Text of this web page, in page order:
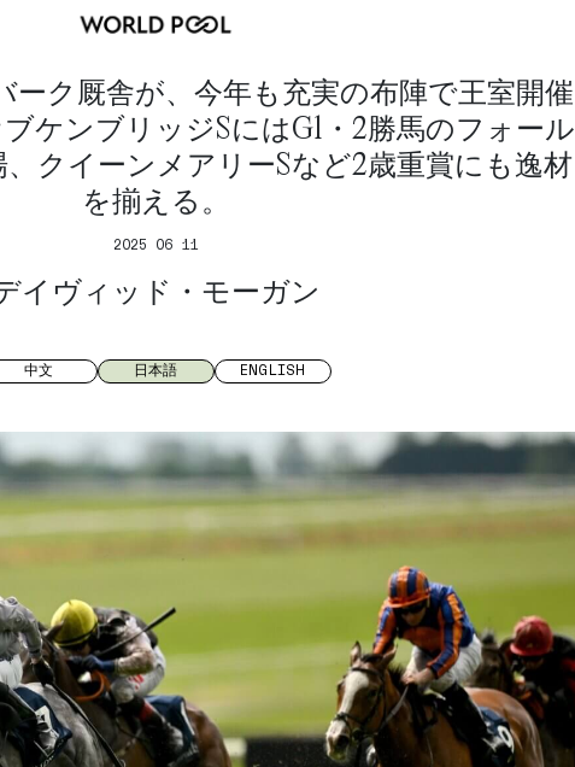
ーク厩舎が、今年も充実の布陣で王室開催
ケンブリッジSにはG1・2勝馬のフォール
クイーンメアリーSなど2歳重賞にも逸材
を揃える。
2025 06 11
イヴィッド・モーガン
中文 日本語 ENGLISH